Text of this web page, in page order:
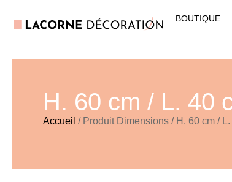
BOUTIQUE
H. 60 cm / L. 40
Accueil / Produit Dimensions / H. 60 cm /